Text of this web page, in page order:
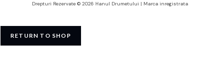
Drepturi Rezervate © 2026 Hanul Drumetului | Marca inregistrata
RETURN TO SHOP